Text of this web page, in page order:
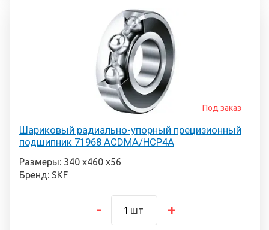
Шариковый радиально-упорный прецизионный
подшипник 71968 ACDMA/HCP4A
Под заказ
Размеры: 340 х460 х56
Бренд: SKF
шт